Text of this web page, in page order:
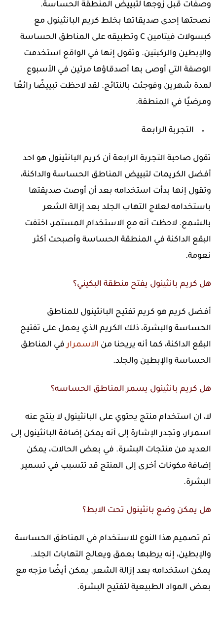
وصفات قبل زوجها لتبييض المنطقة الحساسة.
نصحتها إحدى صديقاتها بخلط كريم البانثينول مع
كبسولات فيتامين C وتطبيقه على المناطق الحساسة
والإبطين والركبتين. وتقول إنها في الواقع استخدمت
الوصفة التي أوصى بها أصدقاؤها مرتين في الأسبوع
لمدة شهرين وفوجئت بالنتائج. لقد لاحظت تبييضًا رائعًا
ومرضيًا في المنطقة.
التجربة الرابعة
تقول صاحبة التجربة الرابعة أن كريم البانثينول هو احد
أفضل الكريمات لتبييض المناطق الحساسة والداكنة،
وتقول إنها بدأت استخدامه بعد أن أوصت صديقتها
باستخدامه لعلاج التهاب الجلد بعد إزالة الشعر
بالشمع. لاحظت أنه مع الاستخدام المستمر، اختفت
البقع الداكنة في المنطقة الحساسة وأصبحت أكثر
نعومة.
هل كريم بانثينول يفتح منطقة البكيني؟
أفضل كريم هو كريم تفتيح البانثينول للمناطق
الحساسة والبشرة، ذلك الكريم الذي يعمل على تفتيح
البقع الداكنة، كما أنه يريحنا من الاسمرارفي المناطق
الحساسة والإبطين والجلد.
هل كريم بانثينول يسمر المناطق الحساسه؟
لا، ان استخدام منتج يحتوي على البانثينول لا ينتج عنه
اسمرار، وتجدر الإشارة إلى أنه يمكن إضافة البانثينول إلى
العديد من منتجات البشرة. في بعض الحالات، يمكن
إضافة مكونات أخرى إلى المنتج قد تتسبب في تسمير
البشرة.
هل يمكن وضع بانثينول تحت الابط؟
تم تصميم هذا النوع للاستخدام في المناطق الحساسة
والإبطين، إنه يرطبها بعمق ويعالج التهابات الجلد.
يمكن استخدامه بعد إزالة الشعر. يمكن أيضًا مزجه مع
بعض المواد الطبيعية لتفتيح البشرة.